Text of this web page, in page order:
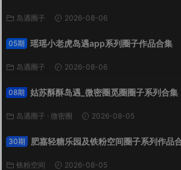
岛遇圈子 2026-08-06
05期 瑶瑶小老虎岛遇app系列圈子作品合集
岛遇圈子 2026-08-06
08期 姑苏酥酥岛遇_微密圈觅圈圈子系列合集
岛遇圈子 · 微密圈 2026-08-05
30期 肥嘉轻糖乐园及铁粉空间圈子系列作品
铁粉空间 2026-08-05